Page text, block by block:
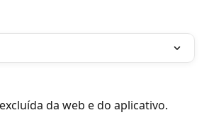
da web e do aplicativo.